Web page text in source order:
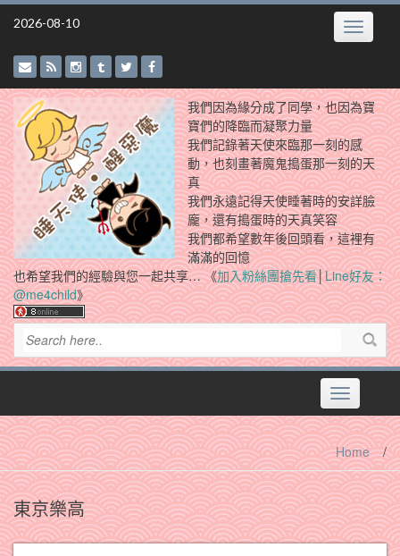
Skip
2026-08-10 Toggle
我們因為緣分成了同學，也因為寶
寶們的降臨而凝聚力量
我們記錄著天使來臨那一刻的感
動，也刻畫著魔鬼搗蛋那一刻的天
真
我們永遠記得天使睡著時的安詳臉
龐，還有搗蛋時的天真笑容
我們都希望數年後回頭看，這裡有
滿滿的回憶
也希望我們的經驗與您一起共享… 《加入粉絲團搶先看│Line好友：
@me4child》
Toggle
navigation
Home /
東京樂高